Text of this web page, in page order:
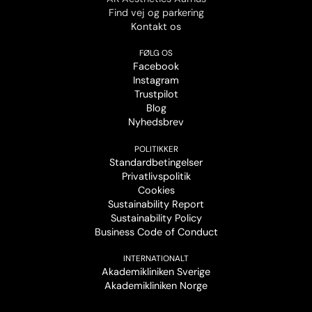
Find vej og parkering
Kontakt os
FØLG OS
Facebook
Instagram
Trustpilot
Blog
Nyhedsbrev
POLITIKKER
Standardbetingelser
Privatlivspolitik
Cookies
Sustainability Report
Sustainability Policy
Business Code of Conduct
INTERNATIONALT
Akademikliniken Sverige
Akademikliniken Norge